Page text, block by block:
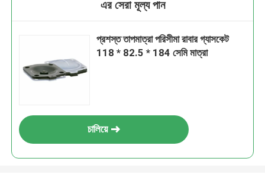
এর সেরা মূল্য পান
প্রশস্ত তাপমাত্রা পরিসীমা রাবার গ্যাসকেট
118 * 82.5 * 184 সেমি মাত্রা
চালিয়ে